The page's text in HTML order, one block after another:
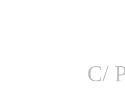
C/